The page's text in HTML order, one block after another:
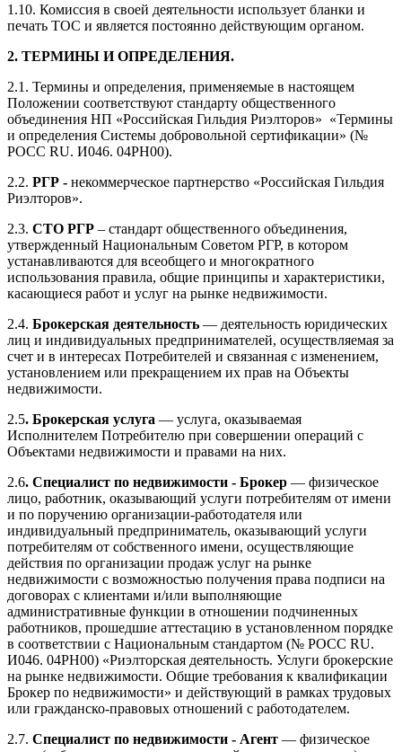
1.10. Комиссия в своей деятельности использует бланки и
печать ТОС и является постоянно действующим органом.
2. ТЕРМИНЫ И ОПРЕДЕЛЕНИЯ.
2.1. Термины и определения, применяемые в настоящем
Положении соответствуют стандарту общественного
объединения НП «Российская Гильдия Риэлторов» «Термины
и определения Системы добровольной сертификации» (№
POCC RU. И046. 04РН00).
2.2. РГР - некоммерческое партнерство «Российская Гильдия
Риэлторов».
2.3. СТО РГР – стандарт общественного объединения,
утвержденный Национальным Советом РГР, в котором
устанавливаются для всеобщего и многократного
использования правила, общие принципы и характеристики,
касающиеся работ и услуг на рынке недвижимости.
2.4. Брокерская деятельность — деятельность юридических
лиц и индивидуальных предпринимателей, осуществляемая за
счет и в интересах Потребителей и связанная с изменением,
установлением или прекращением их прав на Объекты
недвижимости.
2.5. Брокерская услуга — услуга, оказываемая
Исполнителем Потребителю при совершении операций с
Объектами недвижимости и правами на них.
2.6. Специалист по недвижимости - Брокер — физическое
лицо, работник, оказывающий услуги потребителям от имени
и по поручению организации-работодателя или
индивидуальный предприниматель, оказывающий услуги
потребителям от собственного имени, осуществляющие
действия по организации продаж услуг на рынке
недвижимости с возможностью получения права подписи на
договорах с клиентами и/или выполняющие
административные функции в отношении подчиненных
работников, прошедшие аттестацию в установленном порядке
в соответствии с Национальным стандартом (№ POCC RU.
И046. 04РН00) «Риэлторская деятельность. Услуги брокерские
на рынке недвижимости. Общие требования к квалификации
Брокер по недвижимости» и действующий в рамках трудовых
или гражданско-правовых отношений с работодателем.
2.7. Специалист по недвижимости - Агент — физическое